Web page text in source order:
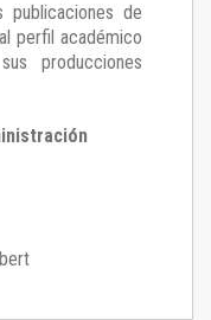
publicaciones de
perfil académico
producciones